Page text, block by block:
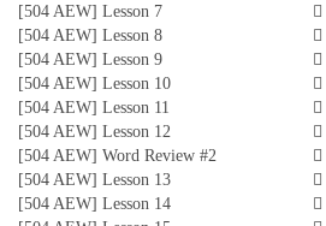
[504 AEW] Lesson 7
[504 AEW] Lesson 8
[504 AEW] Lesson 9
[504 AEW] Lesson 10
[504 AEW] Lesson 11
[504 AEW] Lesson 12
[504 AEW] Word Review #2
[504 AEW] Lesson 13
[504 AEW] Lesson 14